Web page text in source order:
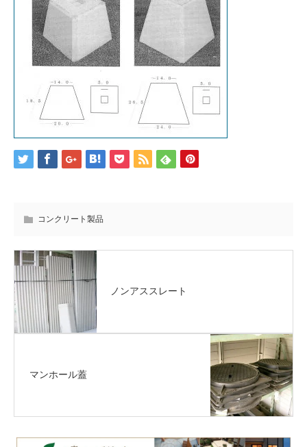
コンクリート製品
ノンアススレート
マンホール蓋